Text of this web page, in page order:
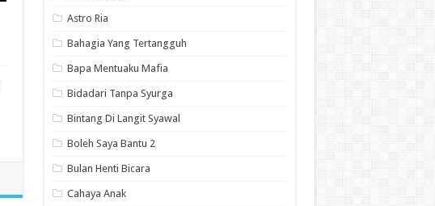
Astro Ria
Bahagia Yang Tertangguh
Bapa Mentuaku Mafia
Bidadari Tanpa Syurga
Bintang Di Langit Syawal
Boleh Saya Bantu 2
Bulan Henti Bicara
Cahaya Anak